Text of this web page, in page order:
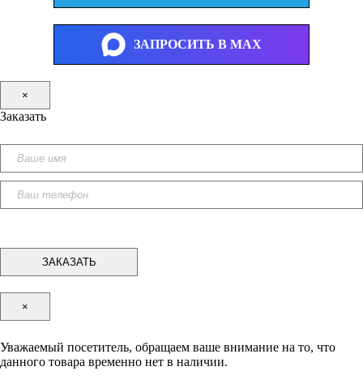
ЗАПРОСИТЬ В MAX
×
Заказать
×
Уважаемый посетитель, обращаем ваше внимание на то, что
данного товара временно нет в наличии.